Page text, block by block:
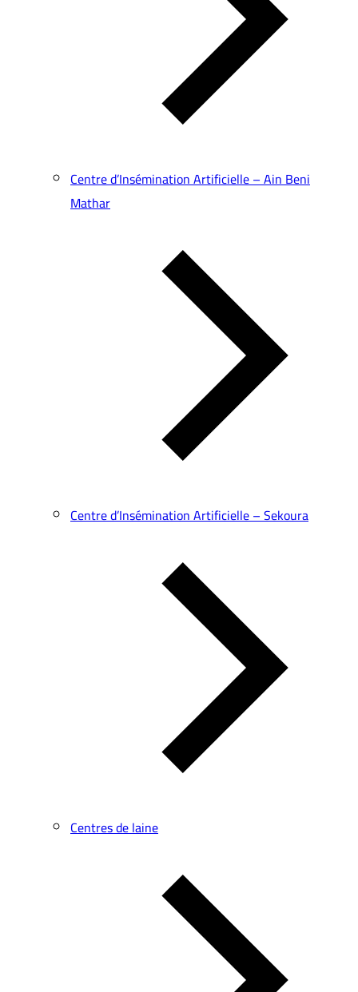
Centre d’Insémination Artificielle – Ain Beni
Mathar
Centre d’Insémination Artificielle – Sekoura
Centres de laine